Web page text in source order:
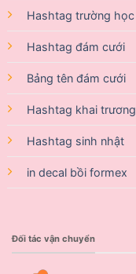
Hashtag trường học
Hashtag đám cưới
Bảng tên đám cưới
Hashtag khai trương
Hashtag sinh nhật
in decal bồi formex
Đối tác vận chuyển